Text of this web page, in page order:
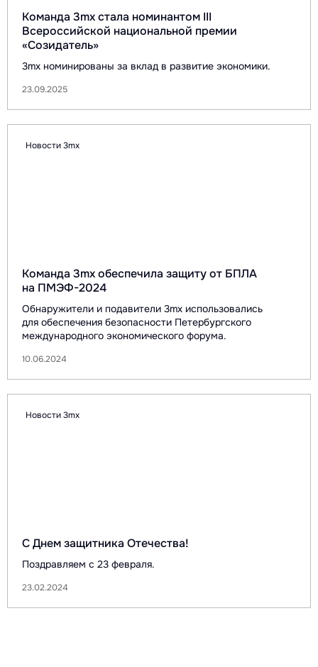
Команда 3mx стала номинантом III
Всероссийской национальной премии
«Созидатель»
3mx номинированы за вклад в развитие экономики.
23.09.2025
Новости 3mx
Команда 3mx обеспечила защиту от БПЛА
на ПМЭФ-2024
Обнаружители и подавители 3mx использовались
для обеспечения безопасности Петербургского
международного экономического форума.
10.06.2024
Новости 3mx
С Днем защитника Отечества!
Поздравляем с 23 февраля.
23.02.2024